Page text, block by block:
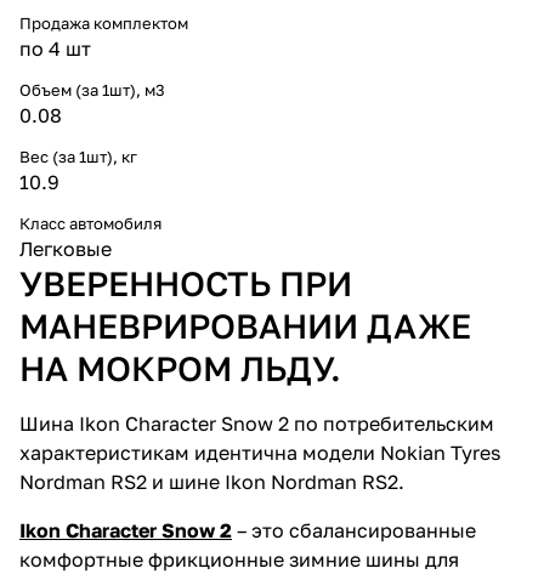
Продажа комплектом
по 4 шт
Объем (за 1шт), м3
0.08
Вес (за 1шт), кг
10.9
Класс автомобиля
Легковые
УВЕРЕННОСТЬ ПРИ
МАНЕВРИРОВАНИИ ДАЖЕ
НА МОКРОМ ЛЬДУ.
Шина Ikon Character Snow 2 по потребительским
характеристикам идентична модели Nokian Tyres
Nordman RS2 и шине Ikon Nordman RS2.
Ikon Character Snow 2 – это сбалансированные
комфортные фрикционные зимние шины для